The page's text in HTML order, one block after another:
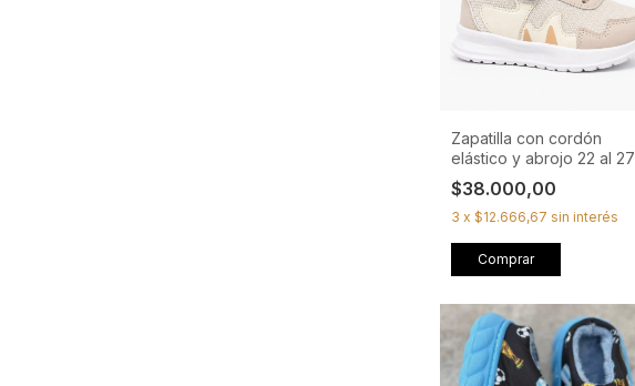
Zapatilla con cordón
elástico y abrojo 22 al 27
$38.000,00
3 x $12.666,67 sin interés
Comprar